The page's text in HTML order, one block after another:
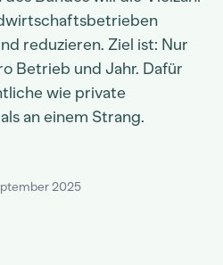
reduzieren. Ziel ist: Nur
Betrieb und Jahr. Dafür
wie private
an einem Strang.
2025